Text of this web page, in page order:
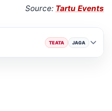
Source: Tartu Events
TEATA JAGA